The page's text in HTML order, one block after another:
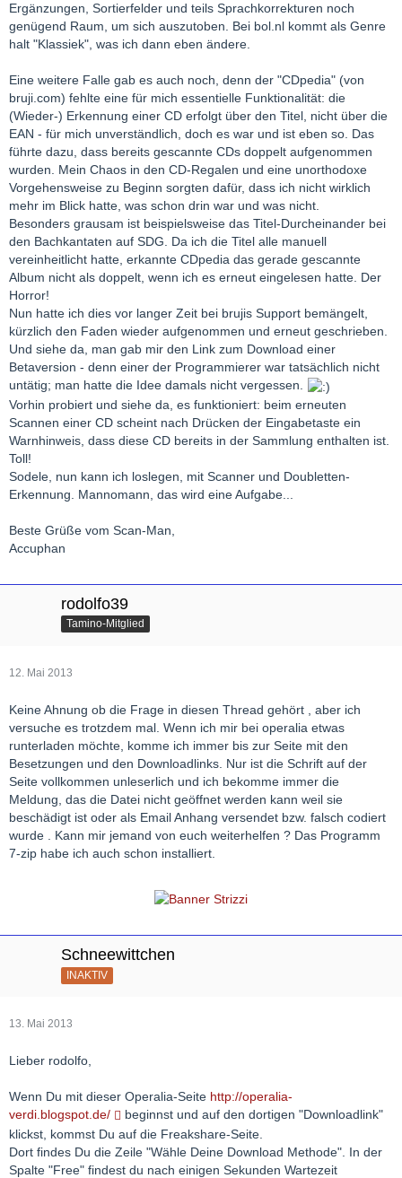
Ergänzungen, Sortierfelder und teils Sprachkorrekturen noch
genügend Raum, um sich auszutoben. Bei bol.nl kommt als Genre
halt "Klassiek", was ich dann eben ändere.
Eine weitere Falle gab es auch noch, denn der "CDpedia" (von
bruji.com) fehlte eine für mich essentielle Funktionalität: die
(Wieder-) Erkennung einer CD erfolgt über den Titel, nicht über die
EAN - für mich unverständlich, doch es war und ist eben so. Das
führte dazu, dass bereits gescannte CDs doppelt aufgenommen
wurden. Mein Chaos in den CD-Regalen und eine unorthodoxe
Vorgehensweise zu Beginn sorgten dafür, dass ich nicht wirklich
mehr im Blick hatte, was schon drin war und was nicht.
Besonders grausam ist beispielsweise das Titel-Durcheinander bei
den Bachkantaten auf SDG. Da ich die Titel alle manuell
vereinheitlicht hatte, erkannte CDpedia das gerade gescannte
Album nicht als doppelt, wenn ich es erneut eingelesen hatte. Der
Horror!
Nun hatte ich dies vor langer Zeit bei brujis Support bemängelt,
kürzlich den Faden wieder aufgenommen und erneut geschrieben.
Und siehe da, man gab mir den Link zum Download einer
Betaversion - denn einer der Programmierer war tatsächlich nicht
untätig; man hatte die Idee damals nicht vergessen.
Vorhin probiert und siehe da, es funktioniert: beim erneuten
Scannen einer CD scheint nach Drücken der Eingabetaste ein
Warnhinweis, dass diese CD bereits in der Sammlung enthalten ist.
Toll!
Sodele, nun kann ich loslegen, mit Scanner und Doubletten-
Erkennung. Mannomann, das wird eine Aufgabe...
Beste Grüße vom Scan-Man,
Accuphan
rodolfo39
Tamino-Mitglied
12. Mai 2013
Keine Ahnung ob die Frage in diesen Thread gehört , aber ich
versuche es trotzdem mal. Wenn ich mir bei operalia etwas
runterladen möchte, komme ich immer bis zur Seite mit den
Besetzungen und den Downloadlinks. Nur ist die Schrift auf der
Seite vollkommen unleserlich und ich bekomme immer die
Meldung, das die Datei nicht geöffnet werden kann weil sie
beschädigt ist oder als Email Anhang versendet bzw. falsch codiert
wurde . Kann mir jemand von euch weiterhelfen ? Das Programm
7-zip habe ich auch schon installiert.
Schneewittchen
INAKTIV
13. Mai 2013
Lieber rodolfo,
Wenn Du mit dieser Operalia-Seite http://operalia-
verdi.blogspot.de/
beginnst und auf den dortigen "Downloadlink"
klickst, kommst Du auf die Freakshare-Seite.
Dort findes Du die Zeile "Wähle Deine Download Methode". In der
Spalte "Free" findest du nach einigen Sekunden Wartezeit